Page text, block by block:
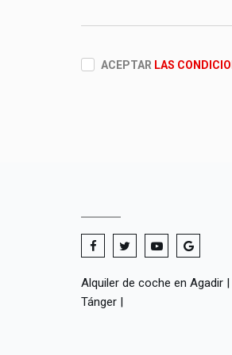
ACEPTAR LAS
Alquiler de coche en Agadir |
Tánger |